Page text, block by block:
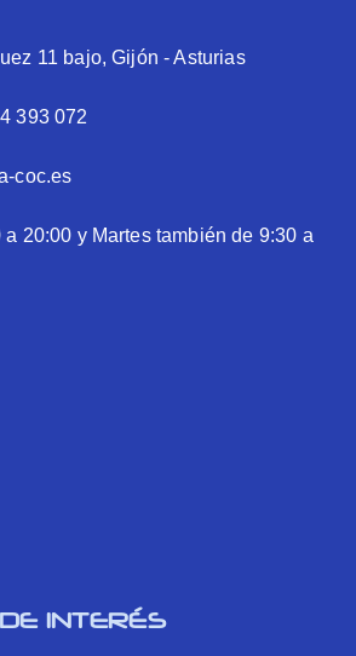
11 bajo, Gijón - Asturias
393 072
coc.es
a 20:00 y Martes también de 9:30 a
INTERÉS